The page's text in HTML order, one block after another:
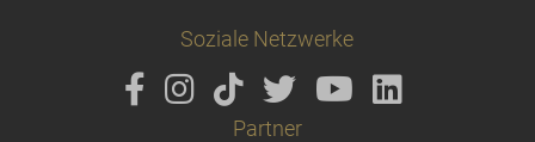
Soziale Netzwerke
Partner